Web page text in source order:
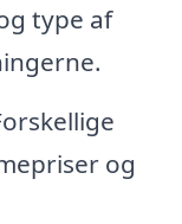
type af
og